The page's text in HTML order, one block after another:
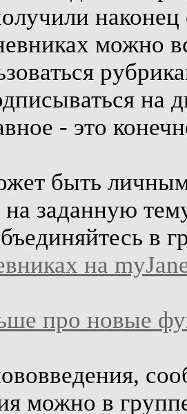
наконец
можно
на
- это
быть
заданную
в
на
про новые
можно в